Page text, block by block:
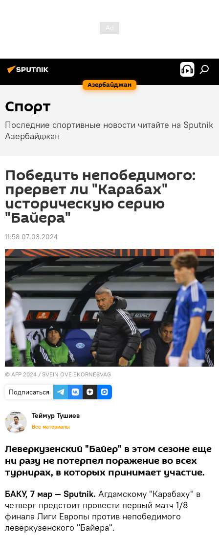
Азербайджан
Спорт
Последние спортивные новости читайте на Sputnik
Азербайджан
Победить непобедимого:
прервет ли "Карабах"
историческую серию
"Байера"
11:58 07.03.2024
© AFP 2024 / SVEIN OVE EKORNESVAG
Подписаться
Теймур Тушиев
Все материалы
Леверкузенский "Байер" в этом сезоне еще
ни разу не потерпел поражение во всех
турнирах, в которых принимает участие.
БАКУ, 7 мар — Sputnik. Агдамскому "Карабаху" в
четверг предстоит провести первый матч 1/8
финала Лиги Европы против непобедимого
леверкузенского "Байера".